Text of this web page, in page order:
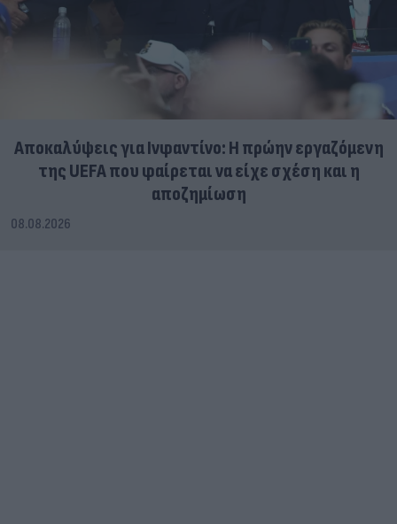
Αποκαλύψεις για Ινφαντίνο: Η πρώην εργαζόμενη
της UEFA που φαίρεται να είχε σχέση και η
αποζημίωση
08.08.2026